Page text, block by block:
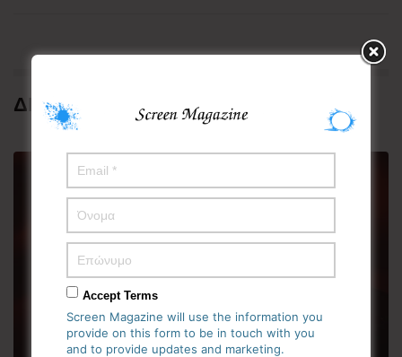
ΔΗΜΟΦΙΛΗ
Accept Terms
Screen Magazine will use the information you
provide on this form to be in touch with you
and to provide updates and marketing.